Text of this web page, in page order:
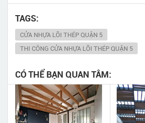
TAGS:
CỬA NHỰA LÕI THÉP QUẬN 5
THI CÔNG CỬA NHỰA LÕI THÉP QUẬN 5
CÓ THỂ BẠN QUAN TÂM: